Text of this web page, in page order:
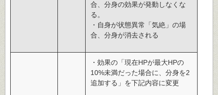
合、分身の効果が発動しなくな
る。
・自身が状態異常「気絶」の場
合、分身が消去される
・効果の「現在HPが最大HPの
10%未満だった場合に、分身を2
追加する」を下記内容に変更